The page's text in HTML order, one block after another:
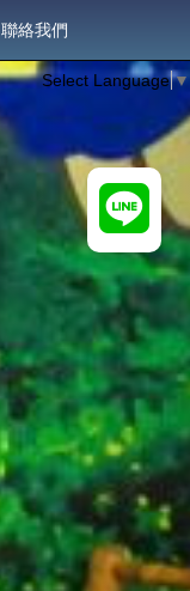
Select Language▼
聯絡我們